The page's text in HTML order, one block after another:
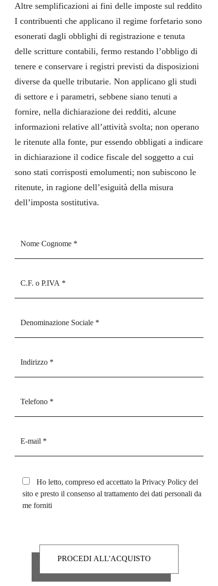
Altre semplificazioni ai fini delle imposte sul reddito
I contribuenti che applicano il regime forfetario sono
esonerati dagli obblighi di registrazione e tenuta
delle scritture contabili, fermo restando l’obbligo di
tenere e conservare i registri previsti da disposizioni
diverse da quelle tributarie. Non applicano gli studi
di settore e i parametri, sebbene siano tenuti a
fornire, nella dichiarazione dei redditi, alcune
informazioni relative all’attività svolta; non operano
le ritenute alla fonte, pur essendo obbligati a indicare
in dichiarazione il codice fiscale del soggetto a cui
sono stati corrisposti emolumenti; non subiscono le
ritenute, in ragione dell’esiguità della misura
dell’imposta sostitutiva.
Ho letto, compreso ed accettato la Privacy Policy del
sito e presto il consenso al trattamento dei dati personali da
me forniti